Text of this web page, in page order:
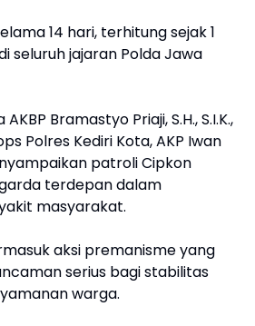
14 hari, terhitung sejak 1
seluruh jajaran Polda Jawa
Bramastyo Priaji, S.H., S.I.K.,
Polres Kediri Kota, AKP Iwan
patroli Cipkon
terdepan dalam
masyarakat.
aksi premanisme yang
serius bagi stabilitas
warga.